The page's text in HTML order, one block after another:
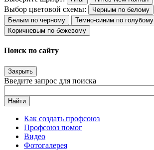
Выбор цветовой схемы:
Черным по белому
Белым по черному
Темно-синим по голубому
Коричневым по бежевому
Поиск по сайту
Закрыть
Введите запрос для поиска
Найти
Как создать профсоюз
Профсоюз помог
Видео
Фотогалерея